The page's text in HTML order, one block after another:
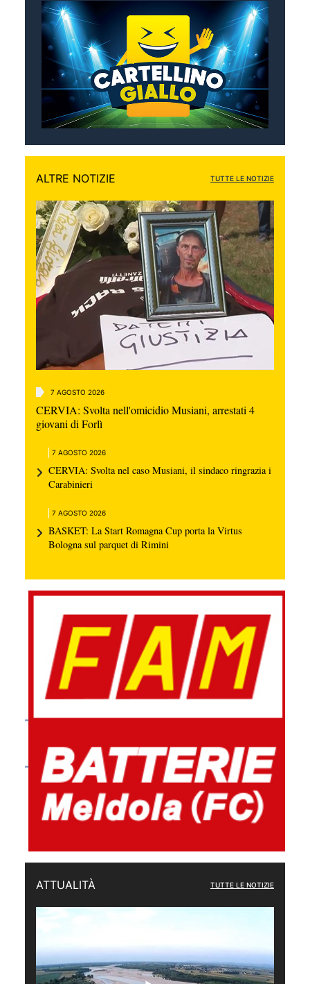
ALTRE NOTIZIE TUTTE LE NOTIZIE
7 AGOSTO 2026
CERVIA: Svolta nell'omicidio Musiani, arrestati 4
giovani di Forlì
7 AGOSTO 2026
CERVIA: Svolta nel caso Musiani, il sindaco ringrazia i
Carabinieri
7 AGOSTO 2026
BASKET: La Start Romagna Cup porta la Virtus
Bologna sul parquet di Rimini
ATTUALITÀ TUTTE LE NOTIZIE